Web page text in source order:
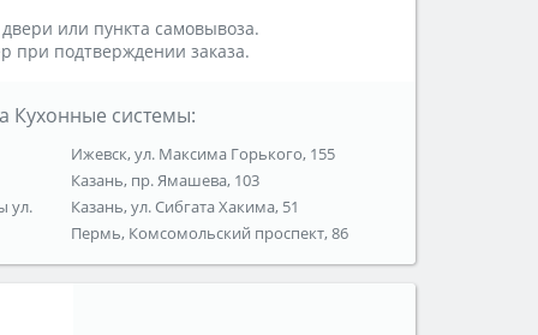
или пункта самовывоза.
при подтверждении заказа.
Кухонные системы:
ул.
Ижевск, ул. Максима Горького, 155
Казань, пр. Ямашева, 103
Казань, ул. Сибгата Хакима, 51
Пермь, Комсомольский проспект, 86